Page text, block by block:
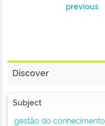
previous
Discover
Subject
gestão do conhecimento